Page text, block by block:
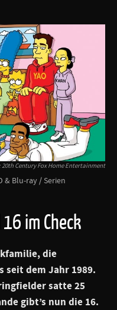
20th Century Fox Home Entertainment
& Blu-ray / Serien
im Check
die
seit dem Jahr 1989.
satte 25
gibt’s nun die 16.